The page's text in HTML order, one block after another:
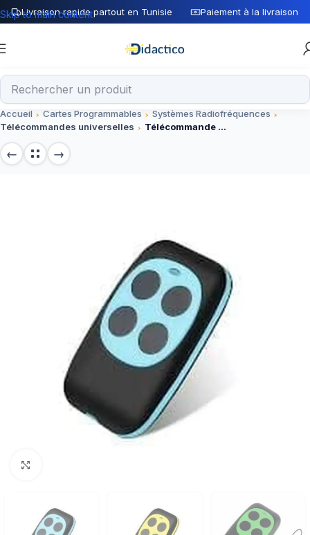
Livraison rapide partout en Tunisie Paiement à la livraison
Skip to main content
Accueil Cartes Programmables
Systèmes Radiofréquences
Télécommandes universelles
Télécommande universelle sans fil 433MHz avec copie